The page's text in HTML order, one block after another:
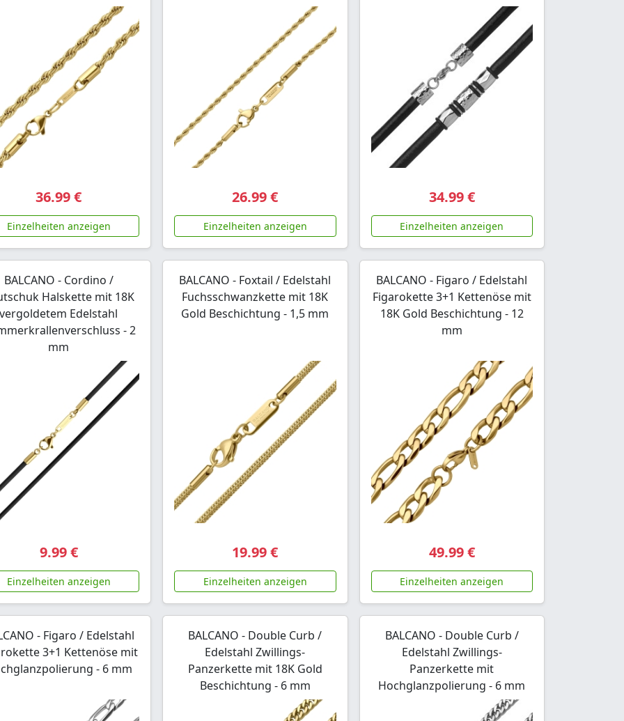
36.99 €
Einzelheiten anzeigen
26.99 €
Einzelheiten anzeigen
34.99 €
Einzelheiten anzeigen
BALCANO - Cordino /
Halskette mit 18K
vergoldetem Edelstahl
- 2
mm
9.99 €
Einzelheiten anzeigen
BALCANO - Foxtail / Edelstahl
Fuchsschwanzkette mit 18K
Gold Beschichtung - 1,5 mm
19.99 €
Einzelheiten anzeigen
BALCANO - Figaro / Edelstahl
Figarokette 3+1 Kettenöse mit
18K Gold Beschichtung - 12
mm
49.99 €
Einzelheiten anzeigen
- Figaro / Edelstahl
3+1 Kettenöse mit
- 6 mm
BALCANO - Double Curb /
Edelstahl Zwillings-
Panzerkette mit 18K Gold
Beschichtung - 6 mm
BALCANO - Double Curb /
Edelstahl Zwillings-
Panzerkette mit
Hochglanzpolierung - 6 mm